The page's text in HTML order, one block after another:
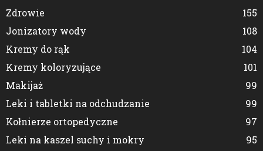
Zdrowie
155
Jonizatory wody
108
Kremy do rąk
104
Kremy koloryzujące
101
Makijaż
99
Leki i tabletki na odchudzanie
99
Kołnierze ortopedyczne
97
Leki na kaszel suchy i mokry
95